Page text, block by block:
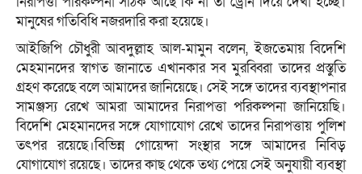
মানুষের গতিবিধি নজরদারি করা হয়েছে।
আইজিপি চৌধুরী আবদুল্লাহ আল-মামুন বলেন, ইজতেমায় বিদেশি
মেহমানদের স্বাগত জানাতে এখানকার সব মুরব্বিরা তাদের প্রস্তুতি
গ্রহণ করেছে বলে আমাদের জানিয়েছে। সেই সঙ্গে তাদের ব্যবস্থাপনার
সামঞ্জস্য রেখে আমরা আমাদের নিরাপত্তা পরিকল্পনা জানিয়েছি।
বিদেশি মেহমানদের সঙ্গে যোগাযোগ রেখে তাদের নিরাপত্তায় পুলিশ
তৎপর রয়েছে।বিভিন্ন গোয়েন্দা সংস্থার সঙ্গে আমাদের নিবিড়
যোগাযোগ রয়েছে। তাদের কাছ থেকে তথ্য পেয়ে সেই অনুযায়ী ব্যবস্থা